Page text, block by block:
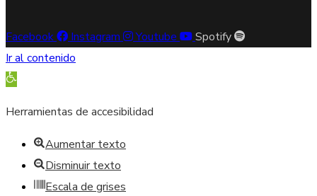
Facebook Instagram Youtube
Spotify
Ir al contenido
Abrir barra de herramientas
Herramientas de accesibilidad
Aumentar texto
Disminuir texto
Escala de grises